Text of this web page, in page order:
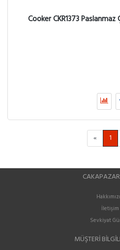
Cooker CKR1373 Paslanmaz
« 1
İletişim
Sevkiyat
MÜŞTERI